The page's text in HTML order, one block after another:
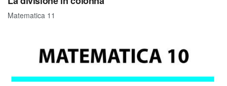
Matematica 11